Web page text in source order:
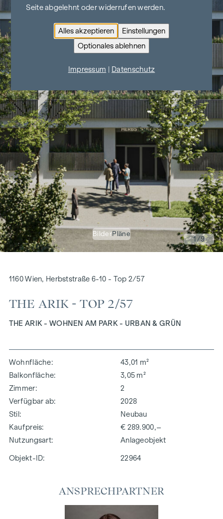
BilderPläne
1/9
1160 Wien, Herbststraße 6-10 - Top 2/57
THE ARIK - TOP 2/57
THE ARIK - WOHNEN AM PARK - URBAN & GRÜN
Wohnfläche
43,01 m²
Balkonfläche
3,05 m²
Zimmer
2
Verfügbar ab
2028
Stil
Neubau
Kaufpreis
€ 289.900,–
Nutzungsart
Anlageobjekt
Objekt-ID: 22964
ANSPRECHPARTNER
Seite abgelehnt oder widerrufen werden.
Alles akzeptieren
Einstellungen
Optionales ablehnen
Impressum Datenschutz